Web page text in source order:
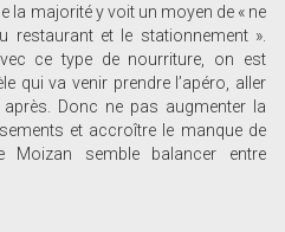
la majorité y voit un moyen de « ne
restaurant et le stationnement ».
ce type de nourriture, on est
qui va venir prendre l’apéro, aller
Donc ne pas augmenter la
et accroître le manque de
Moizan semble balancer entre